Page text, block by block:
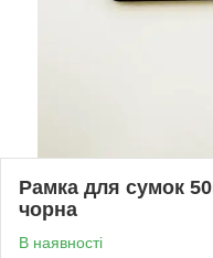
Рамка для сумок
чорна
В наявності